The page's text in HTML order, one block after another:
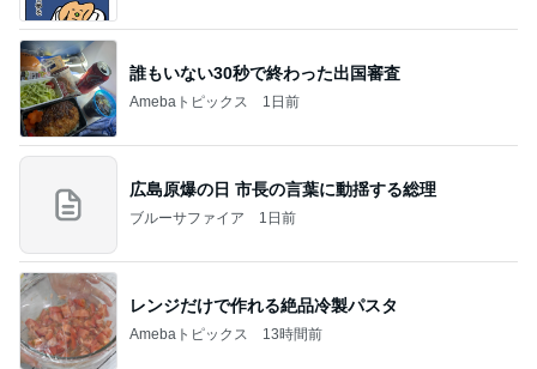
誰もいない30秒で終わった出国審査
Amebaトピックス 1日前
広島原爆の日 市長の言葉に動揺する総理
ブルーサファイア 1日前
レンジだけで作れる絶品冷製パスタ
Amebaトピックス 13時間前